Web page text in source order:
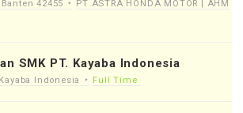
42455
PT ASTRA HONDA MOTOR | AHM
SMK PT. Kayaba Indonesia
Indonesia Full Time